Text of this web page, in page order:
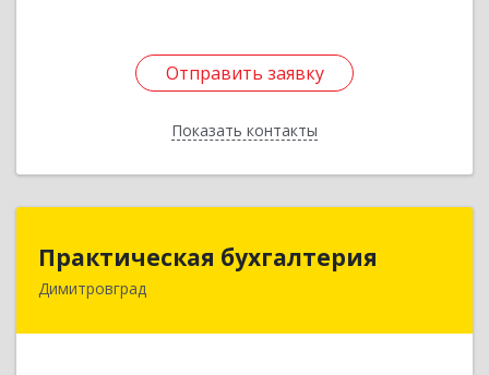
Отправить заявку
Показать контакты
Отправить заявку
Назад
Практическая бухгалтерия
Димитровград
Практическая бухгалтерия
433502, Ульяновская область, г.о. город